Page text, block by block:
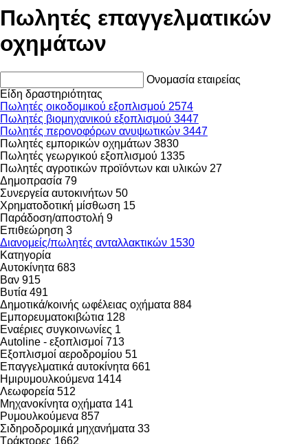
Πωλητές επαγγελματικών
οχημάτων
Ονομασία εταιρείας
Είδη δραστηριότητας
Πωλητές οικοδομικού εξοπλισμού 2574
Πωλητές βιομηχανικού εξοπλισμού 3447
Πωλητές περονοφόρων ανυψωτικών 3447
Πωλητές εμπορικών οχημάτων 3830
Πωλητές γεωργικού εξοπλισμού 1335
Πωλητές αγροτικών προϊόντων και υλικών 27
Δημοπρασία 79
Συνεργεία αυτοκινήτων 50
Χρηματοδοτική μίσθωση 15
Παράδοση/αποστολή 9
Επιθεώρηση 3
Διανομείς/πωλητές ανταλλακτικών 1530
Κατηγορία
Αυτοκίνητα 683
Βαν 915
Βυτία 491
Δημοτικά/κοινής ωφέλειας οχήματα 884
Εμπορευματοκιβώτια 128
Εναέριες συγκοινωνίες 1
Autoline - εξοπλισμοί 713
Εξοπλισμοί αεροδρομίου 51
Επαγγελματικά αυτοκίνητα 661
Ημιρυμουλκούμενα 1414
Λεωφορεία 512
Μηχανοκίνητα οχήματα 141
Ρυμουλκούμενα 857
Σιδηροδρομικά μηχανήματα 33
Τράκτορες 1662